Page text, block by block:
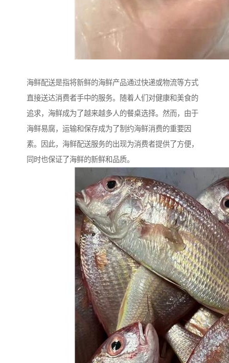
海鲜配送是指将新鲜的海鲜产品通过快递或物流等方式
直接送达消费者手中的服务。随着人们对健康和美食的
追求，海鲜成为了越来越多人的餐桌选择。然而，由于
海鲜易腐，运输和保存成为了制约海鲜消费的重要因
素。因此，海鲜配送服务的出现为消费者提供了方便，
同时也保证了海鲜的新鲜和品质。